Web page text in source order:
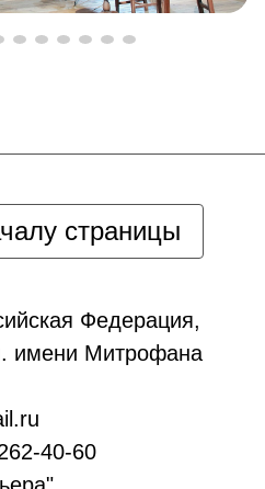
страницы
Федерация,
имени Митрофана
40-60